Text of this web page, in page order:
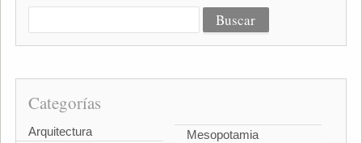
Categorías
Arquitectura
Mesopotamia